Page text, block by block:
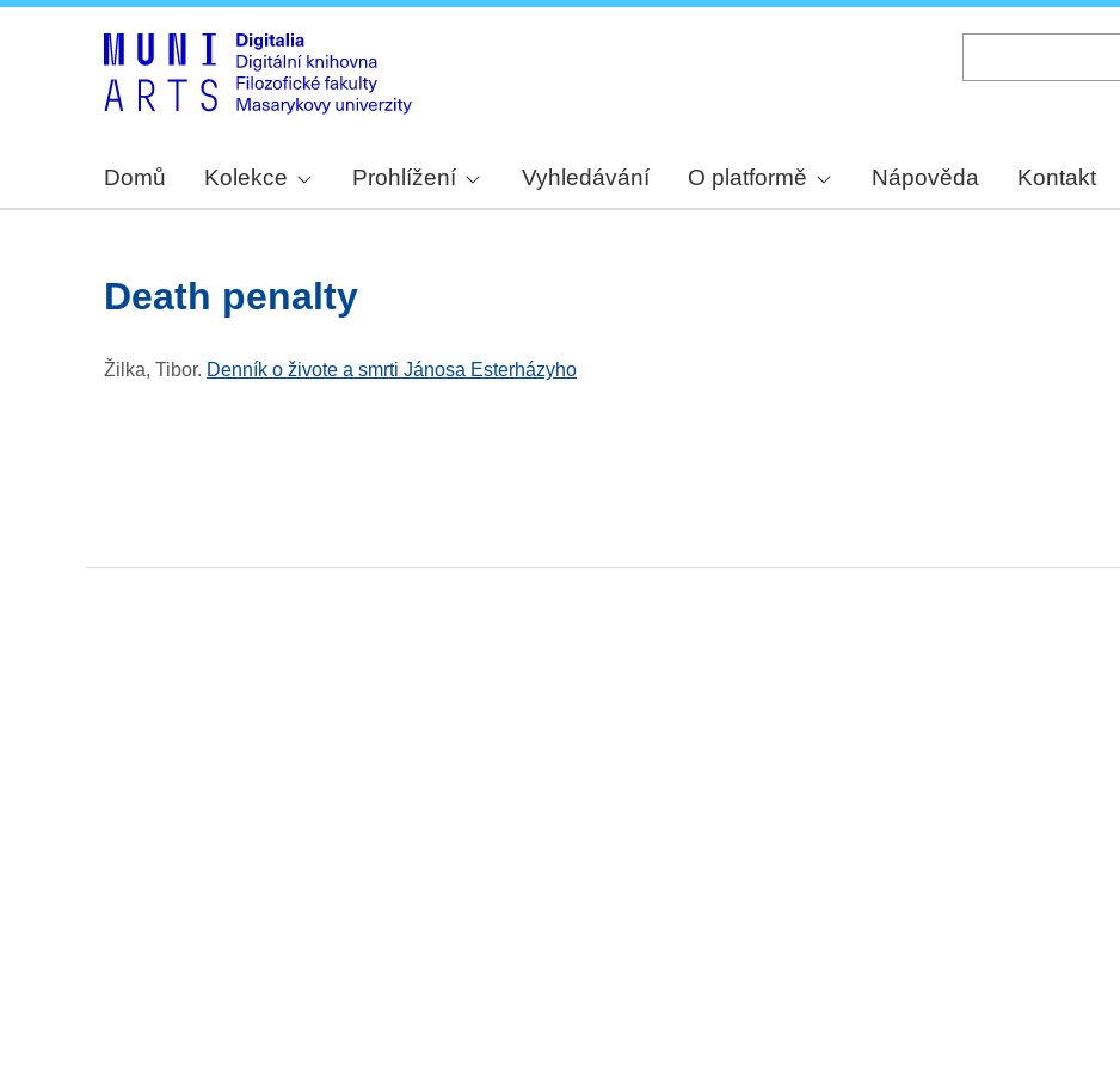
Domů Kolekce Prohlížení Vyhledávání O platformě Nápověda Kontakt
death penalty
Žilka, Tibor. Denník o živote a smrti Jánosa Esterházyho